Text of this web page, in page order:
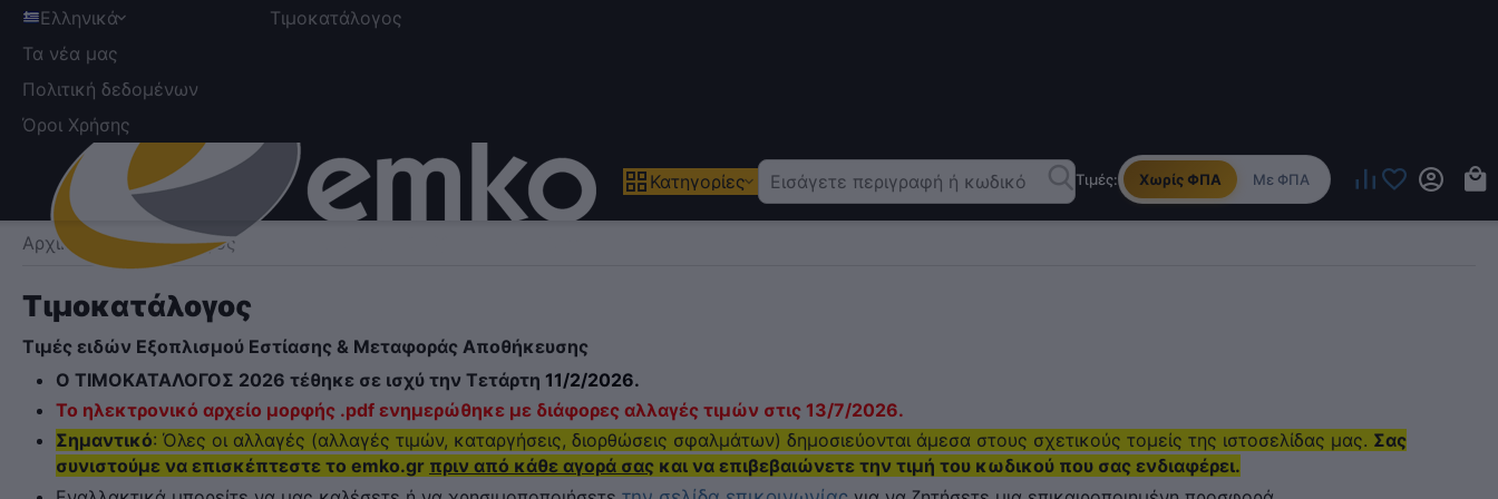
Ελληνικά
Τιμοκατάλογος
Τα νέα μας
Πολιτική δεδομένων
Όροι Χρήσης
Κατηγορίες Τιμές: Χωρίς ΦΠΑ Με ΦΠΑ
Αρχική Τιμοκατάλογος
Τιμοκατάλογος
Τιμές ειδών Εξοπλισμού Εστίασης & Μεταφοράς Αποθήκευσης
Ο ΤΙΜΟΚΑΤΑΛΟΓΟΣ 2026 τέθηκε σε ισχύ την Τετάρτη 11/2/2026.
Το ηλεκτρονικό αρχείο μορφής .pdf ενημερώθηκε με διάφορες αλλαγές τιμών στις 13/7/2026.
Σημαντικό: Όλες οι αλλαγές (αλλαγές τιμών, καταργήσεις, διορθώσεις σφαλμάτων) δημοσιεύονται άμεσα στους σχετικούς τομείς της ιστοσελίδας μας. Σας
συνιστούμε να επισκέπτεστε το emko.gr πριν από κάθε αγορά σας και να επιβεβαιώνετε την τιμή του κωδικού που σας ενδιαφέρει.